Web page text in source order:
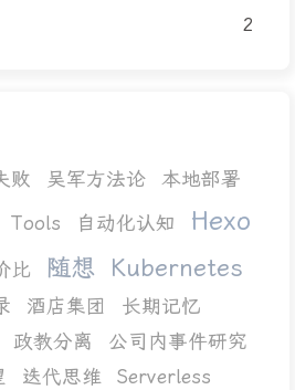
2
败 吴军方法论
本地部署
Tools 自动化认知 Hexo
比 随想 Kubernetes
酒店集团
长期记忆
政教分离
公司内事件研究
迭代思维 Serverless